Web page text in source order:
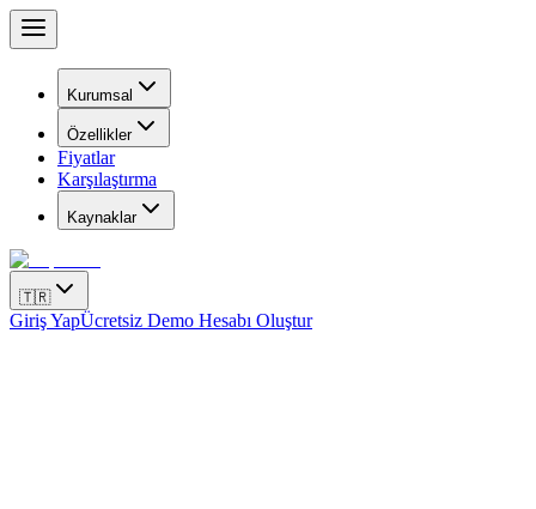
Kurumsal
Özellikler
Fiyatlar
Karşılaştırma
Kaynaklar
🇹🇷
Giriş YapÜcretsiz Demo Hesabı Oluştur